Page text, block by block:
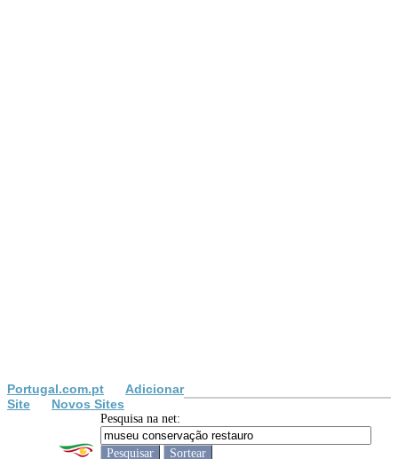
Portugal.com.pt
Adicionar
Site
Novos Sites
Pesquisa na net: